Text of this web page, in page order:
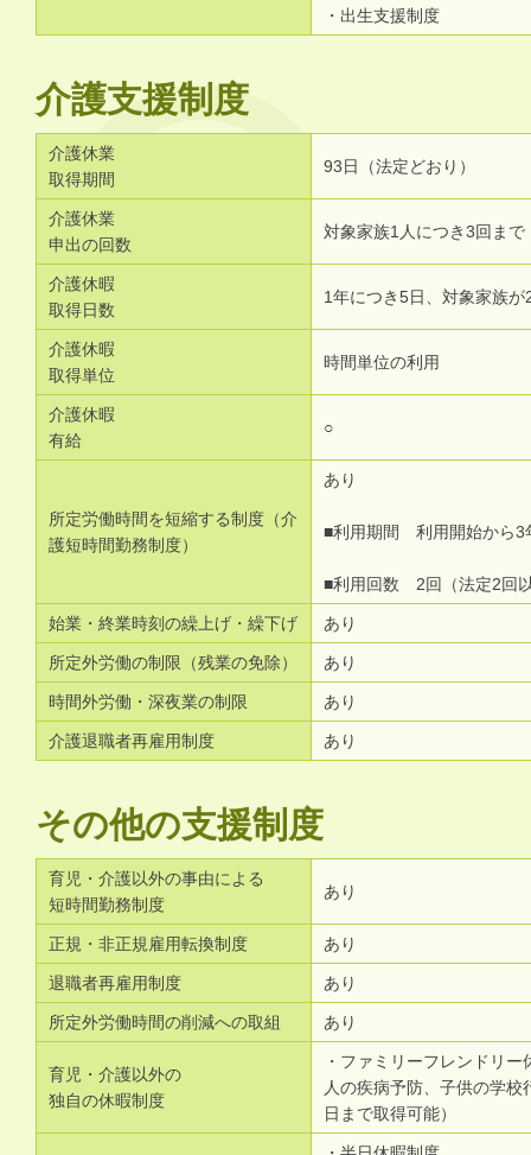
・出生支援制度
介護支援制度
介護休業
取得期間
93日（法定どおり）
介護休業
申出の回数
対象家族1人につき3回まで
介護休暇
取得日数
1年につき5日、対象家族
介護休暇
取得単位
時間単位の利用
介護休暇
有給
○
所定労働時間を短縮する制度（介
護短時間勤務制度）
あり
■利用期間 利用開始から3
■利用回数 2回（法定2回
始業・終業時刻の繰上げ・繰下げ あり
所定外労働の制限（残業の免除） あり
時間外労働・深夜業の制限 あり
介護退職者再雇用制度 あり
その他の支援制度
育児・介護以外の事由による
短時間勤務制度
あり
正規・非正規雇用転換制度 あり
退職者再雇用制度 あり
所定外労働時間の削減への取組 あり
育児・介護以外の
独自の休暇制度
・ファミリーフレンドリ
人の疾病予防、子供の学
日まで取得可能）